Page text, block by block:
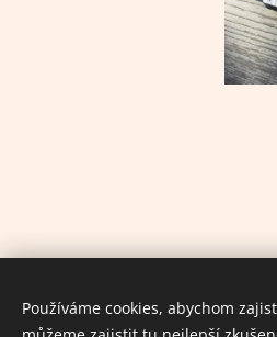
Používáme cookies, abychom